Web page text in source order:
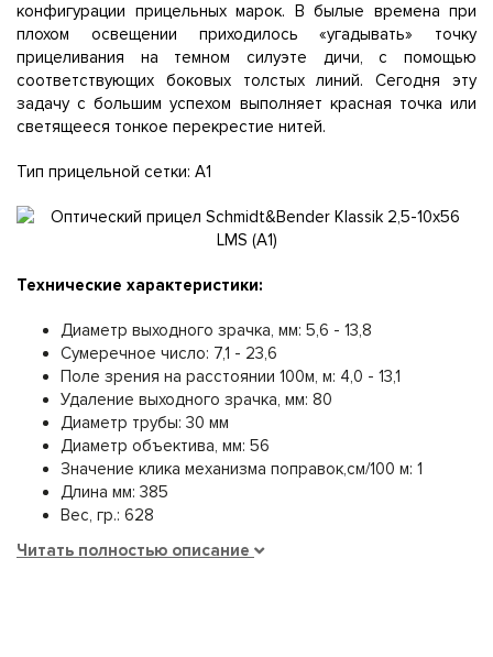
конфигурации прицельных марок. В былые времена при
плохом освещении приходилось «угадывать» точку
прицеливания на темном силуэте дичи, с помощью
соответствующих боковых толстых линий. Сегодня эту
задачу с большим успехом выполняет красная точка или
светящееся тонкое перекрестие нитей.
Тип прицельной сетки: A1
Технические характеристики:
Диаметр выходного зрачка, мм: 5,6 - 13,8
Сумеречное число: 7,1 - 23,6
Поле зрения на расстоянии 100м, м: 4,0 - 13,1
Удаление выходного зрачка, мм: 80
Диаметр трубы: 30 мм
Диаметр объектива, мм: 56
Значение клика механизма поправок,см/100 м: 1
Длина мм: 385
Вес, гр.: 628
Читать полностью описание